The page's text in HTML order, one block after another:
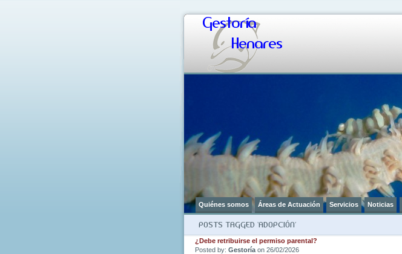
Gestoría
Henares
Quiénes somos Áreas de Actuación Servicios Noticias
POSTS TAGGED ‘ADOPCIÓN’
¿Debe retribuirse el permiso parental?
Posted by: Gestoría on 26/02/2026